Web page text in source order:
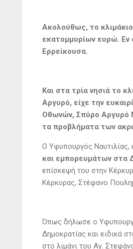
Ακολούθως, το
εκατομμυρίων ευρώ. Εν
Ερρείκουσα.
Και στα τρία νησιά το
Αργυρό, είχε την
Οθωνών, Σπύρο Αργυρό
τα προβλήματα των
Ο Υφυπουργός Ναυτιλίας,
και εμπορευμάτων στα
επίσκεψή του στην
Κέρκυρας, Στέφανο
Όπως δήλωσε ο
Δημοκρατίας και ειδικά
στο λιμάνι του Αγ.